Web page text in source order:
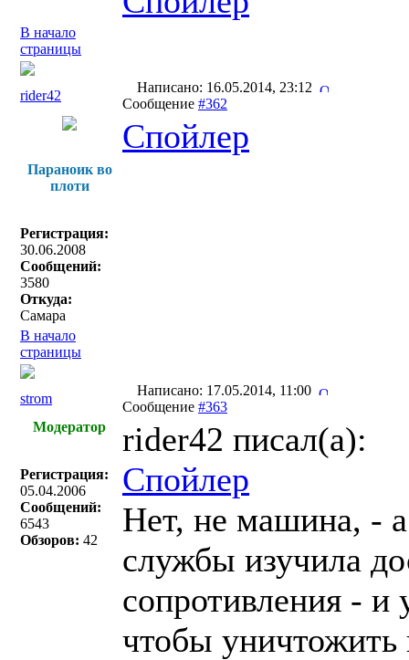
В начало
страницы
rider42
Написано: 16.05.2014, 23:12
Сообщение #362
Параноик во
плоти
Регистрация:
30.06.2008
Сообщений:
3580
Откуда:
Самара
Спойлер
В начало
страницы
strom
Написано: 17.05.2014, 11:00
Сообщение #363
Модератор
Регистрация:
05.04.2006
Сообщений:
6543
Обзоров: 42
rider42 писал(a):
Спойлер
Нет, не машина, - а
службы изучила
сопротивления - и
чтобы